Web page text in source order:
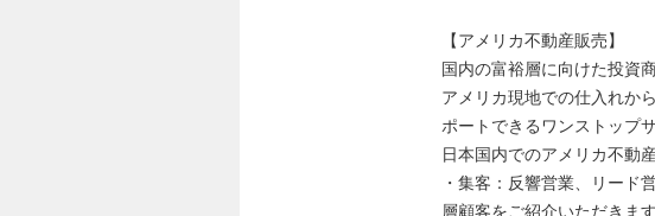
【アメリカ不動産販売】
国内の富裕層に向けた投資
アメリカ現地での仕入れか
ポートできるワンストップ
日本国内でのアメリカ不動
・集客：反響営業、リード
層顧客をご紹介いただきます